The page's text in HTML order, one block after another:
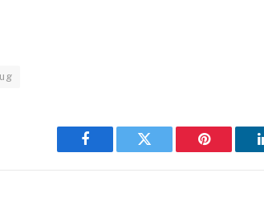
Facebook Twitter Pinterest